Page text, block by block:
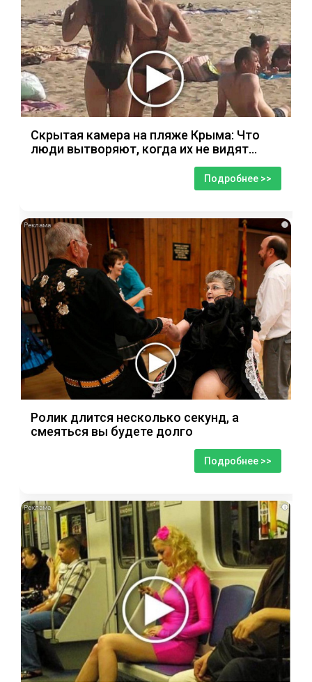
Скрытая камера на пляже Крыма: Что
люди вытворяют, когда их не видят...
Подробнее >>
i
Ролик длится несколько секунд, а
смеяться вы будете долго
Подробнее >>
i